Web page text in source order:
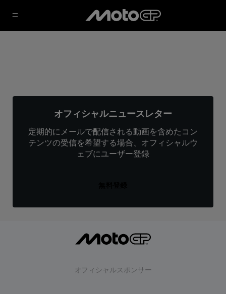
オフィシャルニュースレター
定期的にメールで配信される動画を含めたコン
テンツの受信を希望する場合、オフィシャルウ
ェブにユーザー登録
オフィシャルスポンサー